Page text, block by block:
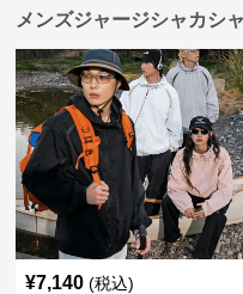
メンズジャージシャカシ
¥7,140 (税込)